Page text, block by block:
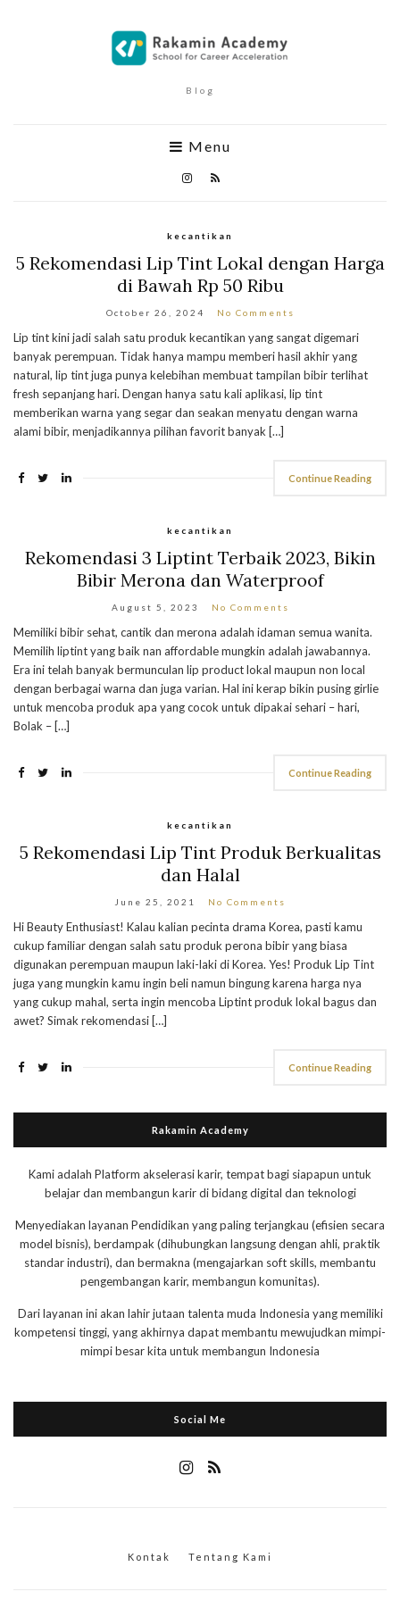
Blog
Menu
kecantikan
5 Rekomendasi Lip Tint Lokal dengan Harga
di Bawah Rp 50 Ribu
October 26, 2024 No Comments
Lip tint kini jadi salah satu produk kecantikan yang sangat digemari
banyak perempuan. Tidak hanya mampu memberi hasil akhir yang
natural, lip tint juga punya kelebihan membuat tampilan bibir terlihat
fresh sepanjang hari. Dengan hanya satu kali aplikasi, lip tint
memberikan warna yang segar dan seakan menyatu dengan warna
alami bibir, menjadikannya pilihan favorit banyak […]
Continue Reading
kecantikan
Rekomendasi 3 Liptint Terbaik 2023, Bikin
Bibir Merona dan Waterproof
August 5, 2023 No Comments
Memiliki bibir sehat, cantik dan merona adalah idaman semua wanita.
Memilih liptint yang baik nan affordable mungkin adalah jawabannya.
Era ini telah banyak bermunculan lip product lokal maupun non local
dengan berbagai warna dan juga varian. Hal ini kerap bikin pusing girlie
untuk mencoba produk apa yang cocok untuk dipakai sehari – hari,
Bolak – […]
Continue Reading
kecantikan
5 Rekomendasi Lip Tint Produk Berkualitas
dan Halal
June 25, 2021 No Comments
Hi Beauty Enthusiast! Kalau kalian pecinta drama Korea, pasti kamu
cukup familiar dengan salah satu produk perona bibir yang biasa
digunakan perempuan maupun laki-laki di Korea. Yes! Produk Lip Tint
juga yang mungkin kamu ingin beli namun bingung karena harga nya
yang cukup mahal, serta ingin mencoba Liptint produk lokal bagus dan
awet? Simak rekomendasi […]
Continue Reading
Rakamin Academy
Kami adalah Platform akselerasi karir, tempat bagi siapapun untuk
belajar dan membangun karir di bidang digital dan teknologi
Menyediakan layanan Pendidikan yang paling terjangkau (efisien secara
model bisnis), berdampak (dihubungkan langsung dengan ahli, praktik
standar industri), dan bermakna (mengajarkan soft skills, membantu
pengembangan karir, membangun komunitas).
Dari layanan ini akan lahir jutaan talenta muda Indonesia yang memiliki
kompetensi tinggi, yang akhirnya dapat membantu mewujudkan mimpi-
mimpi besar kita untuk membangun Indonesia
Social Me
Kontak Tentang Kami